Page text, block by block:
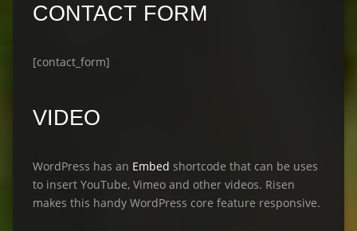
CONTACT FORM
[contact_form]
VIDEO
WordPress has an Embed shortcode that can be uses
to insert YouTube, Vimeo and other videos. Risen
makes this handy WordPress core feature responsive.